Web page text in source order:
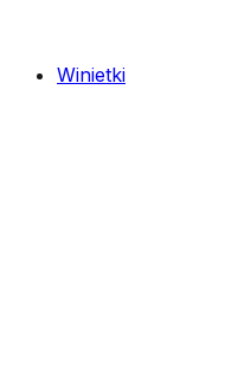
Winietki